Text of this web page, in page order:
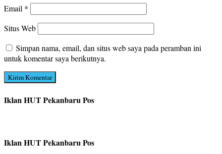
Email *
Situs Web
Simpan nama, email, dan situs web saya pada peramban ini
untuk komentar saya berikutnya.
Iklan HUT Pekanbaru Pos
Iklan HUT Pekanbaru Pos